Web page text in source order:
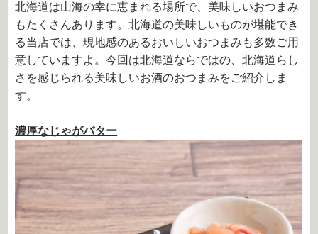
北海道は山海の幸に恵まれる場所で、美味しいおつまみ
もたくさんあります。北海道の美味しいものが堪能でき
る当店では、現地感のあるおいしいおつまみも多数ご用
意していますよ。今回は北海道ならではの、北海道らし
さを感じられる美味しいお酒のおつまみをご紹介しま
す。
濃厚なじゃがバター